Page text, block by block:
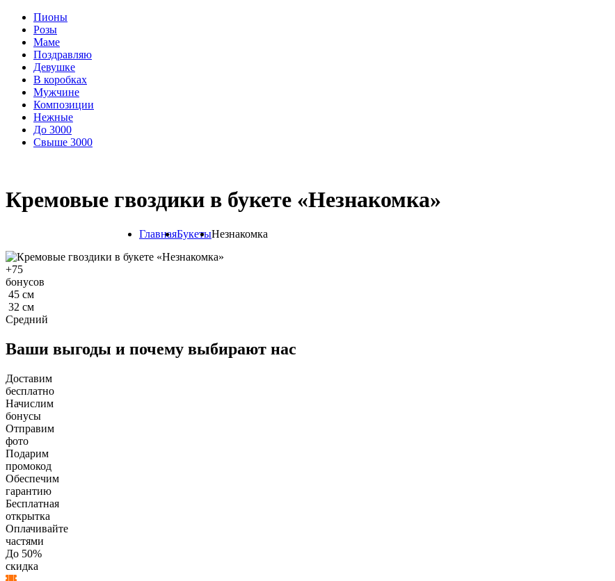
Пионы
Розы
Маме
Поздравляю
Девушке
В коробках
Мужчине
Композиции
Нежные
До 3000
Свыше 3000
Кремовые гвоздики в букете «Незнакомка»
ГлавнаяБукетыНезнакомка
+75
бонусов
45 см
32 см
Средний
Ваши выгоды и почему выбирают нас
Доставим
бесплатно
Начислим
бонусы
Отправим
фото
Подарим
промокод
Обеспечим
гарантию
Бесплатная
открытка
Оплачивайте
частями
До 50%
скидка